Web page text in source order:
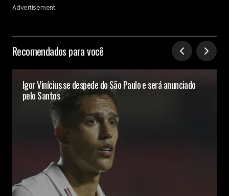
Advertisement
Recomendados para você
Igor Vinícius se despede do São Paulo e será anunciado
pelo Santos